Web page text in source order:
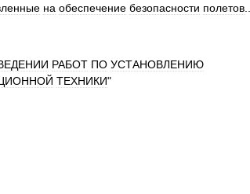
на обеспечение безопасности полетов
РАБОТ ПО УСТАНОВЛЕНИЮ
ТЕХНИКИ"